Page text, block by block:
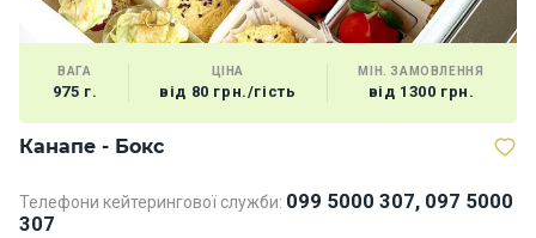
ВАГА
975 г.
ЦІНА
від 80 грн./гість
МІН. ЗАМОВЛЕННЯ
від 1300 грн.
Канапе - Бокс
Телефони кейтерингової служби: 099 5000 307, 097 5000
307